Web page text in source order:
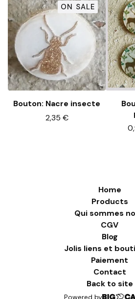
ON SALE
Bouton: Nacre insecte
2,35 €
Home
Products
Qui sommes
CGV
Blog
Jolis liens et
Paiement
Contact
Back to site
Powered by